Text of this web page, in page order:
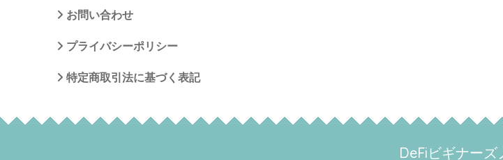
お問い合わせ
プライバシーポリシー
特定商取引法に基づく表記
DeFiビギナーズ